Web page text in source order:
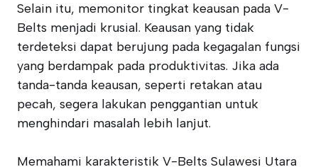
Selain itu, memonitor tingkat keausan pada V-
Belts menjadi krusial. Keausan yang tidak
terdeteksi dapat berujung pada kegagalan fungsi
yang berdampak pada produktivitas. Jika ada
tanda-tanda keausan, seperti retakan atau
pecah, segera lakukan penggantian untuk
menghindari masalah lebih lanjut.
Memahami karakteristik V-Belts Sulawesi Utara